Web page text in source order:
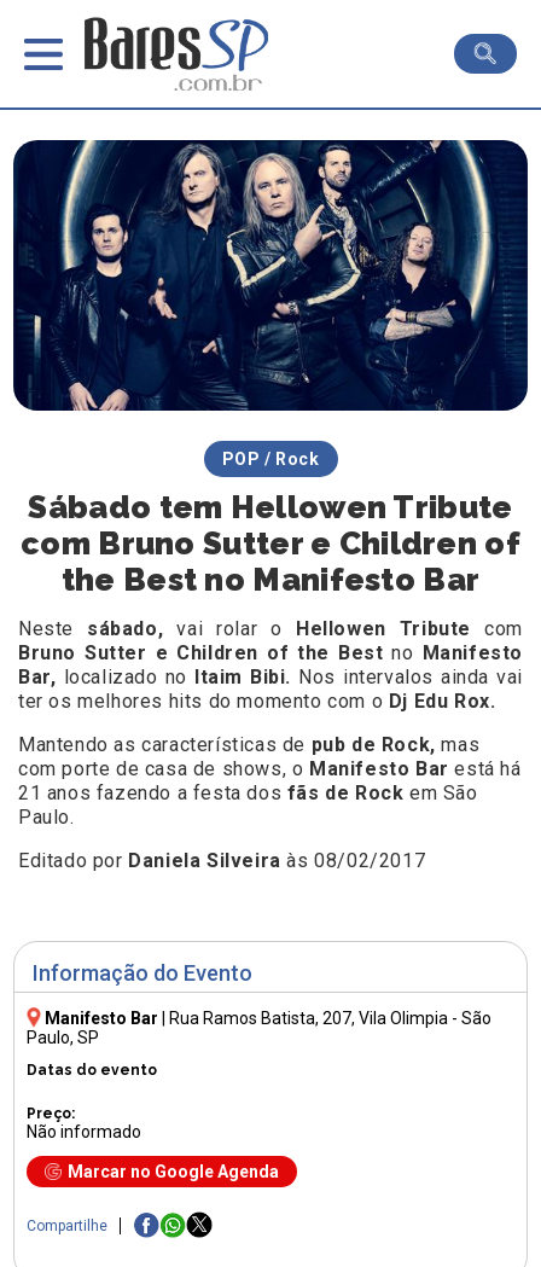
Informação do Evento
Manifesto Bar Rua Ramos Batista, 207, Vila Olimpia - São
Paulo, SP
Datas do evento
Preço:
Não informado
Marcar no Google Agenda
Compartilhe
POP / Rock
Sábado tem Hellowen Tribute
com Bruno Sutter e Children of
the Best no Manifesto Bar
Neste sábado,vai rolar o Hellowen Tribute
com
Bruno Sutter e Children of the Best no
Manifesto
Bar, localizado no Itaim Bibi. Nos intervalos ainda vai
ter os melhores hits do momento com o Dj Edu Rox.
Mantendo as características de pub de Rock,mas
com porte de casa de shows, o Manifesto Barestá há
21 anos fazendo a festa dos fãs de Rock em São
Paulo.
Editado por Daniela Silveira às 08/02/2017